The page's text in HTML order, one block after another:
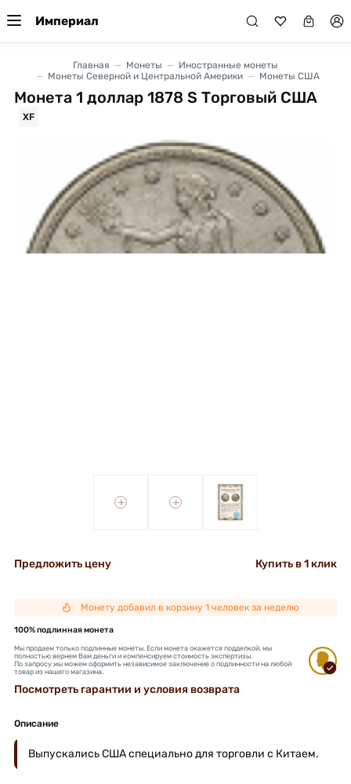
Империал
Главная Монеты
Иностранные монеты
Монеты Северной и Центральной Америки
Монеты США
Монета 1 доллар 1878 S Торговый США
XF
+ +
Предложить цену Купить в 1 клик
Монету добавил в корзину 1 человек за неделю
100% подлинная монета
Мы продаем только подлинные монеты. Если монета окажется подделкой, мы
полностью вернем Вам деньги и компенсируем стоимость экспертизы.
По запросу мы можем оформить независимое заключение о подлинности на любой
товар из нашего магазина.
Посмотреть гарантии и условия возврата
Описание
Выпускались США специально для торговли с Китаем.